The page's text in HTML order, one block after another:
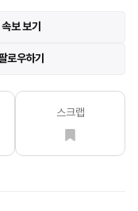
보 보기
로우하기
스크랩